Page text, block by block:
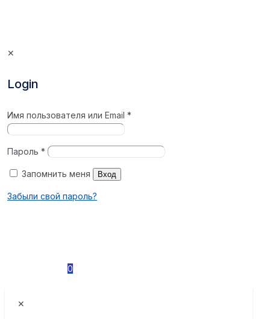
✕
Login
Имя пользователя или Email*
Пароль*
Запомнить меня Вход
Забыли свой пароль?
0
✕